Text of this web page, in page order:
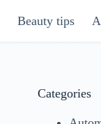
Beauty tips
Categories